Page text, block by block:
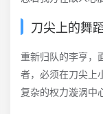
刀尖上的舞
重新归队的李亨，
者，必须在刀尖上
复杂的权力漩涡中